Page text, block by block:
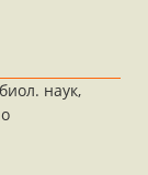
наук,